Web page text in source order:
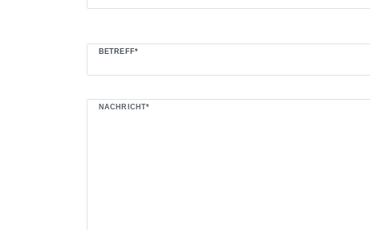
BETREFF*
NACHRICHT*